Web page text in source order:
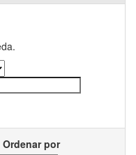
Ordenar por